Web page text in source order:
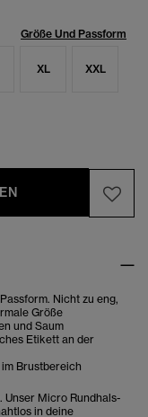
Größe Und Passform
XL XXL
Nicht zu eng,
Größe
und Saum
Etikett an der
Brustbereich
Micro Rundhals-
in deine